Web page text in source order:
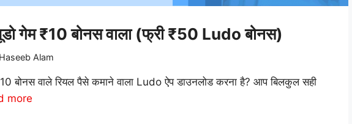
गेम ₹10 बोनस वाला (फ्री ₹50 Ludo बोनस)
Haseeb Alam
बोनस वाले रियल पैसे कमाने वाला Ludo ऐप डाउनलोड करना है? आप बिलकुल सही
more